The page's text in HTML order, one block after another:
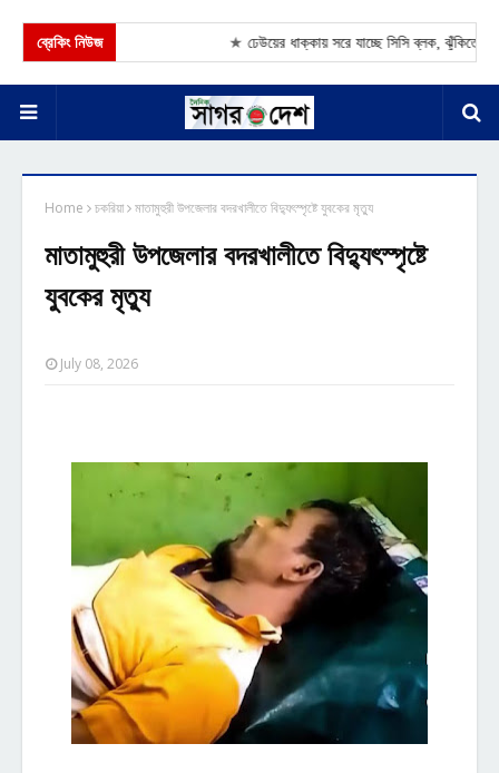
ব্রেকিং নিউজ ★ঢেউয়ের ধাক্কায় সরে যাচ্ছে সিসি ব্লক, ঝুঁকিতে
Home চকরিয়া মাতামুহুরী উপজেলার বদরখালীতে বিদ্যুৎস্পৃষ্টে যুবকের মৃত্যু
মাতামুহুরী উপজেলার বদরখালীতে বিদ্যুৎস্পৃষ্টে
যুবকের মৃত্যু
July 08, 2026